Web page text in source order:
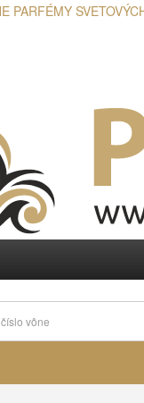
PARFÉMY